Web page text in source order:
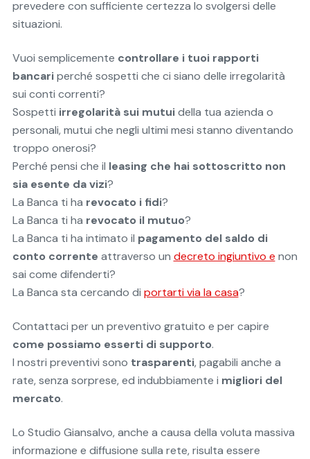
prevedere con sufficiente certezza lo svolgersi delle
situazioni.
Vuoi semplicemente controllare i tuoi rapporti
bancariperché sospetti che ci siano delle irregolarità
sui conti correnti?
Sospetti irregolarità sui mutuidella tua azienda o
personali, mutui che negli ultimi mesi stanno diventando
troppo onerosi?
Perché pensi che il leasing che hai sottoscritto non
sia esente da vizi?
La Banca ti ha revocato i fidi?
La Banca ti ha revocato il mutuo?
La Banca ti ha intimato il pagamento del saldo di
conto corrente attraverso un decreto ingiuntivo e non
sai come difenderti?
La Banca sta cercando di portarti via la casa?
Contattaci per un preventivo gratuito e per capire
come possiamo esserti di supporto.
I nostri preventivi sono trasparenti, pagabili anche a
rate, senza sorprese, ed indubbiamente i migliori del
mercato.
Lo Studio Giansalvo, anche a causa della voluta massiva
informazione e diffusione sulla rete, risulta essere